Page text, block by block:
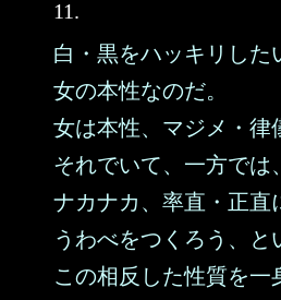
11.
白・黒をハッキリした
女の本性なのだ。
女は本性、マジメ・律
それでいて、一方では、
ナカナカ、率直・正直
うわべをつくろう、と
この相反した性質を一